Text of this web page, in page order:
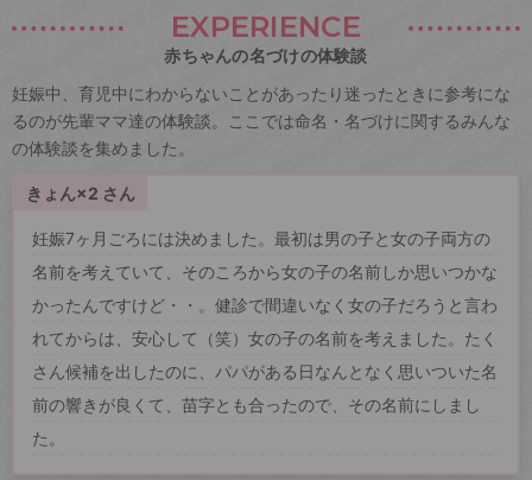
EXPERIENCE
赤ちゃんの名づけの体験談
妊娠中、育児中にわからないことがあったり迷ったときに参考にな
るのが先輩ママ達の体験談。ここでは命名・名づけに関するみんな
の体験談を集めました。
きょん×2 さん
妊娠7ヶ月ごろには決めました。最初は男の子と女の子両方の
名前を考えていて、そのころから女の子の名前しか思いつかな
かったんですけど・・。健診で間違いなく女の子だろうと言わ
れてからは、安心して（笑）女の子の名前を考えました。たく
さん候補を出したのに、パパがある日なんとなく思いついた名
前の響きが良くて、苗字とも合ったので、その名前にしまし
た。